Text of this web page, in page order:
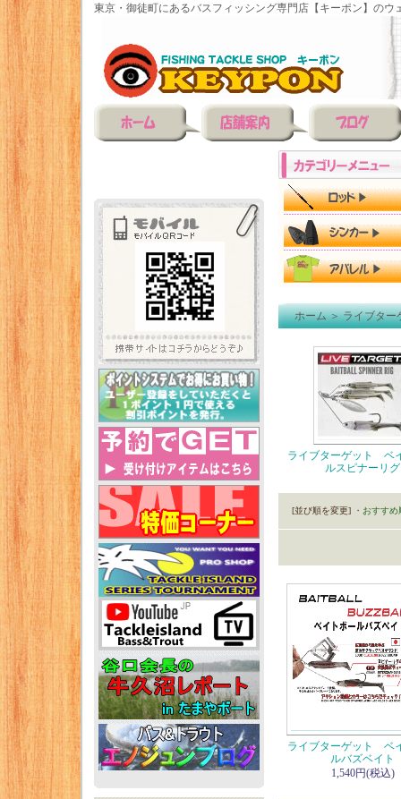
東京・御徒町にあるバスフィッシング専門店【キーポン】のウ
ホーム＞ライブター
ライブターゲット ベ
ルスピナーリグ
[並び順を変更] ・おすすめ
ライブターゲット ベ
ルバズベイト
1,540円(税込)